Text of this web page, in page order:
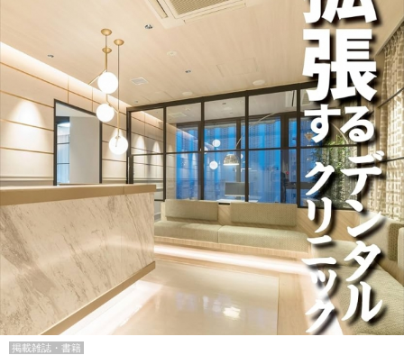
掲載雑誌・書籍